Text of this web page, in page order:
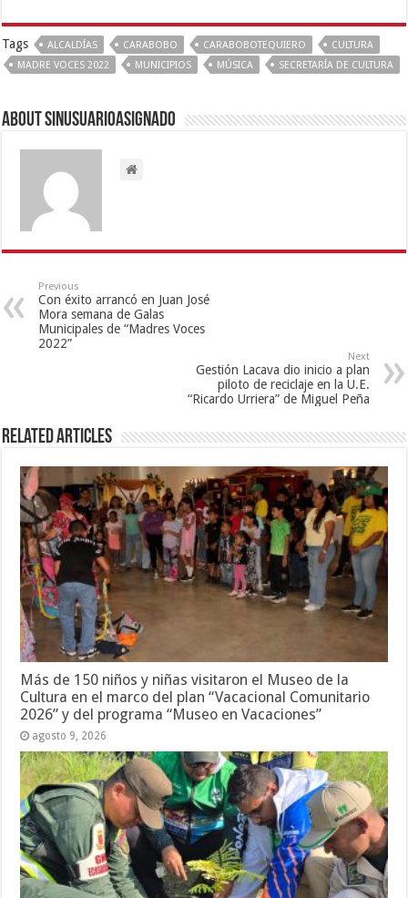
Tags ALCALDÍAS CARABOBO CARABOBOTEQUIERO
CULTURA
MADRE VOCES 2022
MUNICIPIOS MÚSICA SECRETARÍA DE CULTURA
About sinusuarioasignado
Previous
Con éxito arrancó en Juan José
Mora semana de Galas
Municipales de “Madres Voces
2022”
Next
Gestión Lacava dio inicio a plan
piloto de reciclaje en la U.E.
“Ricardo Urriera” de Miguel Peña
Related Articles
Más de 150 niños y niñas visitaron el Museo de la
Cultura en el marco del plan “Vacacional Comunitario
2026” y del programa “Museo en Vacaciones”
agosto 9, 2026